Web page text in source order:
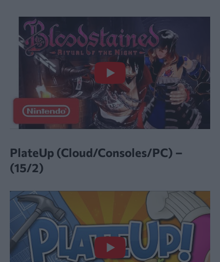
PlateUp (Cloud/Consoles/PC) –
(15/2)